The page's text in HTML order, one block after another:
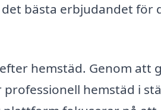
bästa erbjudandet för
hemstäd. Genom att
hemstäd i